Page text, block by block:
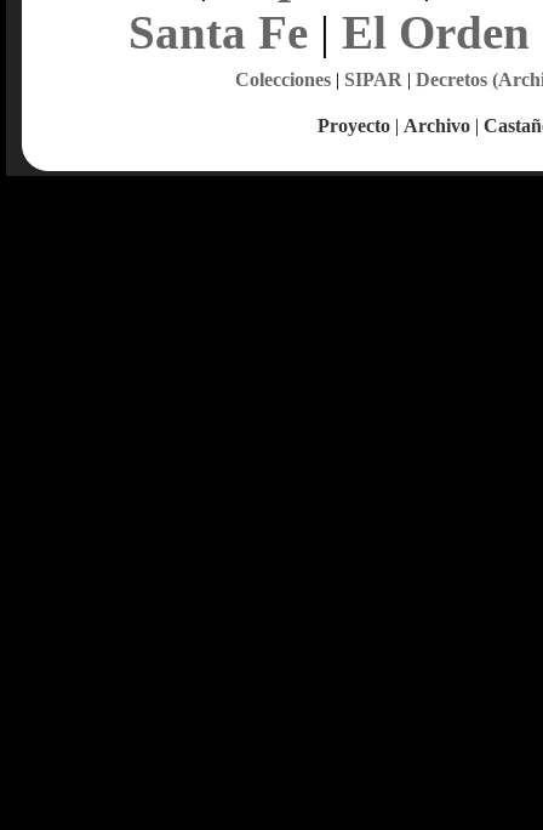
Santa Fe| El Orden
Colecciones| SIPAR | Decretos
Proyecto | Archivo |